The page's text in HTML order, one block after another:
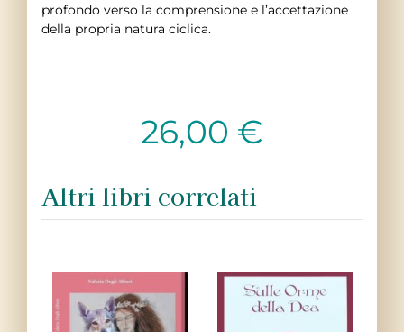
profondo verso la comprensione e l’accettazione
della propria natura ciclica.
26,00 €
Altri libri correlati